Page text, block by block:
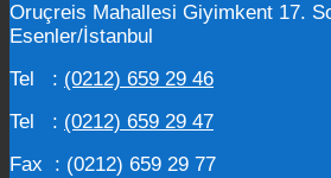
Oruçreis Mahallesi Giyimkent 17.
Esenler/İstanbul
Tel : (0212) 659 29 46
Tel : (0212) 659 29 47
Fax : (0212) 659 29 77